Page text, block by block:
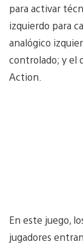
para activar
izquierdo para
analógico
controlado; y el
Action.
En este juego,
jugadores